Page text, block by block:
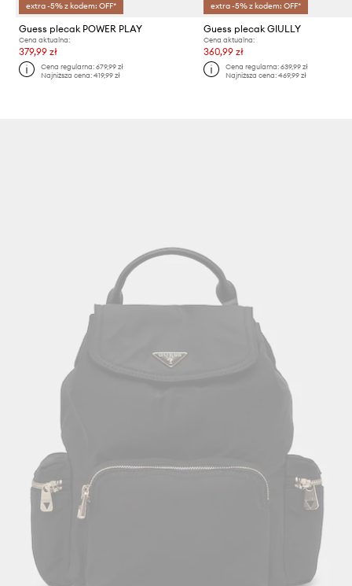
extra -5% z kodem: OFF*
Guess plecak POWER PLAY
Cena aktualna:
379,99 zł
Cena regularna:679,99 zł
Najniższa cena:419,99 zł
extra -5% z kodem: OFF*
Guess plecak GIULLY
Cena aktualna:
360,99 zł
Cena regularna: 639,99 zł
Najniższa cena: 469,99 zł